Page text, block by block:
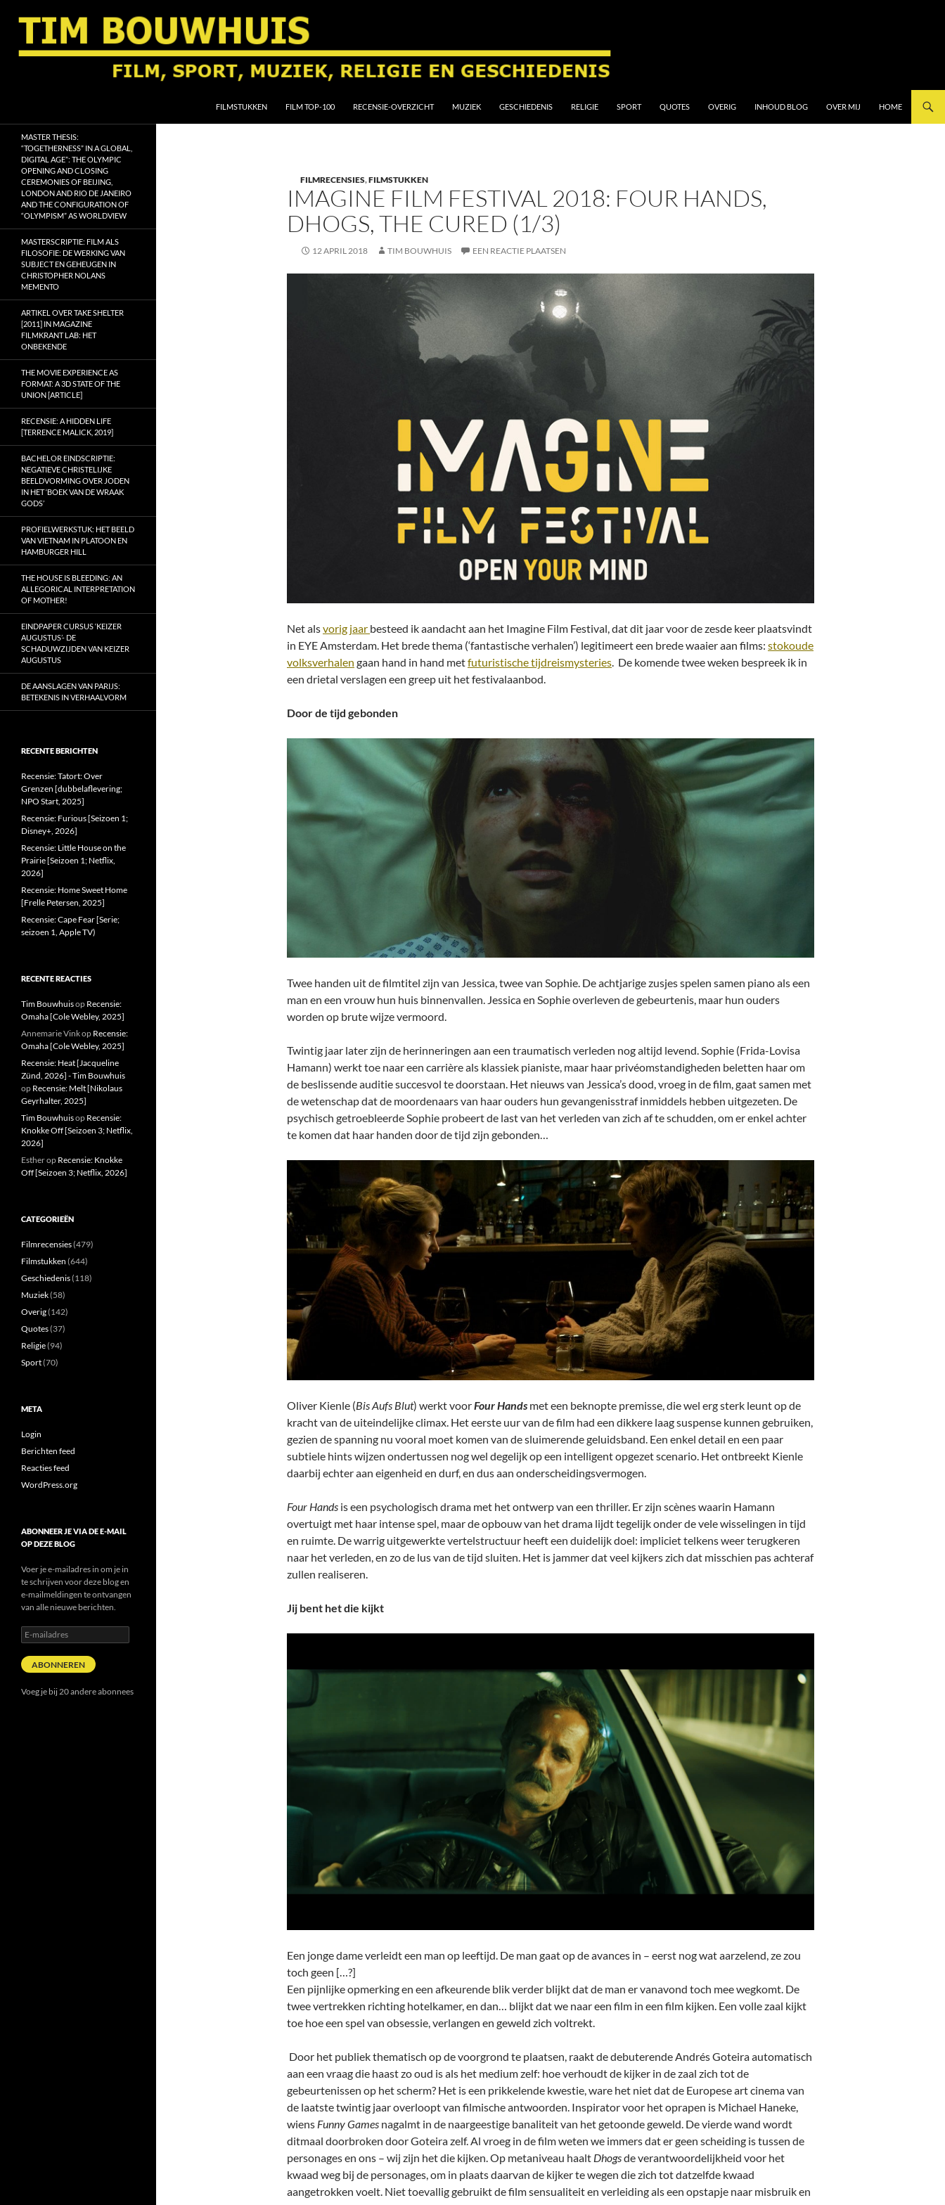
naar
inhoud
FILMSTUKKEN FILM TOP-100 RECENSIE-OVERZICHT MUZIEK GESCHIEDENIS RELIGIE SPORT QUOTES OVERIG INHOUD BLOG OVER MIJ HOME
FILMRECENSIES,FILMSTUKKEN
IMAGINE FILM FESTIVAL 2018: FOUR HANDS,
DHOGS, THE CURED (1/3)
12 APRIL 2018 TIM BOUWHUIS EEN REACTIE PLAATSEN
Net alsvorig jaar besteed ik aandacht aan het Imagine Film Festival, dat dit jaar voor de zesde keer plaatsvindt
in EYE Amsterdam. Het brede thema (‘fantastische verhalen’) legitimeert een brede waaier aan films: stokoude
volksverhalen gaan hand in hand metfuturistische tijdreismysteries . De komende twee weken bespreek ik in
een drietal verslagen een greep uit het festivalaanbod.
Door de tijd gebonden
Twee handen uit de filmtitel zijn van Jessica, twee van Sophie. De achtjarige zusjes spelen samen piano als een
man en een vrouw hun huis binnenvallen. Jessica en Sophie overleven de gebeurtenis, maar hun ouders
worden op brute wijze vermoord.
Twintig jaar later zijn de herinneringen aan een traumatisch verleden nog altijd levend. Sophie (Frida-Lovisa
Hamann) werkt toe naar een carrière als klassiek pianiste, maar haar privéomstandigheden beletten haar om
de beslissende auditie succesvol te doorstaan. Het nieuws van Jessica’s dood, vroeg in de film, gaat samen met
de wetenschap dat de moordenaars van haar ouders hun gevangenisstraf inmiddels hebben uitgezeten. De
psychisch getroebleerde Sophie probeert de last van het verleden van zich af te schudden, om er enkel achter
te komen dat haar handen door de tijd zijn gebonden…
Oliver Kienle (Bis Aufs Blut) werkt voorFour Hands met een beknopte premisse, die wel erg sterk leunt op de
kracht van de uiteindelijke climax. Het eerste uur van de film had een dikkere laag suspense kunnen gebruiken,
gezien de spanning nu vooral moet komen van de sluimerende geluidsband. Een enkel detail en een paar
subtiele hints wijzen ondertussen nog wel degelijk op een intelligent opgezet scenario. Het ontbreekt Kienle
daarbij echter aan eigenheid en durf, en dus aan onderscheidingsvermogen.
Four Hands is een psychologisch drama met het ontwerp van een thriller. Er zijn scènes waarin Hamann
overtuigt met haar intense spel, maar de opbouw van het drama lijdt tegelijk onder de vele wisselingen in tijd
en ruimte. De warrig uitgewerkte vertelstructuur heeft een duidelijk doel: impliciet telkens weer terugkeren
naar het verleden, en zo de lus van de tijd sluiten. Het is jammer dat veel kijkers zich dat misschien pas achteraf
zullen realiseren.
Jij bent het die kijkt
Een jonge dame verleidt een man op leeftijd. De man gaat op de avances in – eerst nog wat aarzelend, ze zou
toch geen […?]
Een pijnlijke opmerking en een afkeurende blik verder blijkt dat de man er vanavond toch mee wegkomt. De
twee vertrekken richting hotelkamer, en dan… blijkt dat we naar een film in een film kijken. Een volle zaal kijkt
toe hoe een spel van obsessie, verlangen en geweld zich voltrekt.
Door het publiek thematisch op de voorgrond te plaatsen, raakt de debuterende Andrés Goteira automatisch
aan een vraag die haast zo oud is als het medium zelf: hoe verhoudt de kijker in de zaal zich tot de
gebeurtenissen op het scherm? Het is een prikkelende kwestie, ware het niet dat de Europese art cinema van
de laatste twintig jaar overloopt van filmische antwoorden. Inspirator voor het oprapen is Michael Haneke,
wiens Funny Games nagalmt in de naargeestige banaliteit van het getoonde geweld. De vierde wand wordt
ditmaal doorbroken door Goteira zelf. Al vroeg in de film weten we immers dat er geen scheiding is tussen de
personages en ons – wij zijn het die kijken. Op metaniveau haalt Dhogsde verantwoordelijkheid voor het
kwaad weg bij de personages, om in plaats daarvan de kijker te wegen die zich tot datzelfde kwaad
aangetrokken voelt. Niet toevallig gebruikt de film sensualiteit en verleiding als een opstapje naar misbruik en
geschiedenis
MASTER THESIS:
“TOGETHERNESS” IN A GLOBAL,
DIGITAL AGE”: THE OLYMPIC
OPENING AND CLOSING
CEREMONIES OF BEIJING,
LONDON AND RIO DE JANEIRO
AND THE CONFIGURATION OF
“OLYMPISM” AS WORLDVIEW
MASTERSCRIPTIE: FILM ALS
FILOSOFIE: DE WERKING VAN
SUBJECT EN GEHEUGEN IN
CHRISTOPHER NOLANS
MEMENTO
ARTIKEL OVER TAKE SHELTER
[2011] IN MAGAZINE
FILMKRANT LAB: HET
ONBEKENDE
THE MOVIE EXPERIENCE AS
FORMAT: A 3D STATE OF THE
UNION [ARTICLE]
RECENSIE: A HIDDEN LIFE
[TERRENCE MALICK, 2019]
BACHELOR EINDSCRIPTIE:
NEGATIEVE CHRISTELIJKE
BEELDVORMING OVER JODEN
IN HET ‘BOEK VAN DE WRAAK
GODS’
PROFIELWERKSTUK: HET BEELD
VAN VIETNAM IN PLATOON EN
HAMBURGER HILL
THE HOUSE IS BLEEDING: AN
ALLEGORICAL INTERPRETATION
OF MOTHER!
EINDPAPER CURSUS ‘KEIZER
AUGUSTUS’- DE
SCHADUWZIJDEN VAN KEIZER
AUGUSTUS
DE AANSLAGEN VAN PARIJS:
BETEKENIS IN VERHAALVORM
RECENTE BERICHTEN
Recensie: Tatort: Over
Grenzen [dubbelaflevering;
NPO Start, 2025]
Recensie: Furious [Seizoen 1;
Disney+, 2026]
Recensie: Little House on the
Prairie [Seizoen 1; Netflix,
2026]
Recensie: Home Sweet Home
[Frelle Petersen, 2025]
Recensie: Cape Fear [Serie;
seizoen 1, Apple TV)
RECENTE REACTIES
Tim Bouwhuisop Recensie:
Omaha [Cole Webley, 2025]
Annemarie Vinkop Recensie:
Omaha [Cole Webley, 2025]
Recensie: Heat [Jacqueline
Zünd, 2026] - Tim Bouwhuis
op Recensie: Melt [Nikolaus
Geyrhalter, 2025]
Tim Bouwhuisop Recensie:
Knokke Off [Seizoen 3; Netflix,
2026]
Estherop Recensie: Knokke
Off [Seizoen 3; Netflix, 2026]
CATEGORIEËN
Filmrecensies(479)
Filmstukken (644)
Geschiedenis(118)
Muziek(58)
Overig(142)
Quotes(37)
Religie(94)
Sport(70)
META
Login
Berichten feed
Reacties feed
WordPress.org
ABONNEER JE VIA DE E-MAIL
OP DEZE BLOG
Voer je e-mailadres in om je in
te schrijven voor deze blog en
e-mailmeldingen te ontvangen
van alle nieuwe berichten.
E-
mailadres
ABONNEREN
Voeg je bij 20 andere abonnees